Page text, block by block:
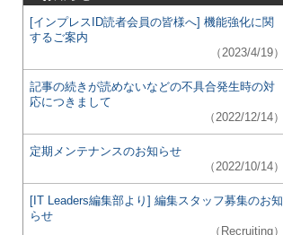
[インプレスID読者会員の皆様へ] 機能強化に関
するご案内
（2023/4/19）
記事の続きが読めないなどの不具合発生時の対
応につきまして
（2022/12/14）
定期メンテナンスのお知らせ
（2022/10/14）
[IT Leaders編集部より] 編集スタッフ募集のお知
らせ
（Recruiting）